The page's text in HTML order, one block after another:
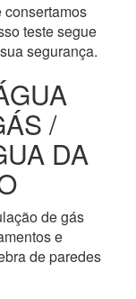
teste segue
segurança.
/
DA
de gás
e
de paredes